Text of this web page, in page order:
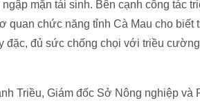
ngập mặn tái sinh. Bên cạnh công tác
quan chức năng tỉnh Cà Mau cho
đặc, đủ sức chống chọi với triều
Triều, Giám đốc Sở Nông nghiệp và